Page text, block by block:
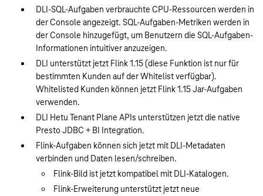
DLI-SQL-Aufgaben verbrauchte CPU-Ressourcen werden in
der Console angezeigt. SQL-Aufgaben-Metriken werden in
der Console hinzugefügt, um Benutzern die SQL-Aufgaben-
Informationen intuitiver anzuzeigen.
DLI unterstützt jetzt Flink 1.15 (diese Funktion ist nur für
bestimmten Kunden auf der Whitelist verfügbar).
Whitelisted Kunden können jetzt Flink 1.15 Jar-Aufgaben
verwenden.
DLI Hetu Tenant Plane APIs unterstützen jetzt die native
Presto JDBC + BI Integration.
Flink-Aufgaben können sich jetzt mit DLI-Metadaten
verbinden und Daten lesen/schreiben.
Flink-Bild ist jetzt kompatibel mit DLI-Katalogen.
Flink-Erweiterung unterstützt jetzt neue